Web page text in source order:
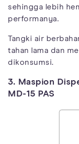
sehingga lebih
performanya.
Tangki air
tahan lama dan
dikonsumsi.
3. Maspion
MD-15 PAS